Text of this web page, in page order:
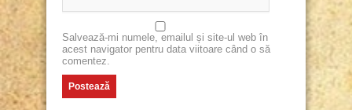
Salvează-mi numele, emailul și site-ul web în
acest navigator pentru data viitoare când o să
comentez.